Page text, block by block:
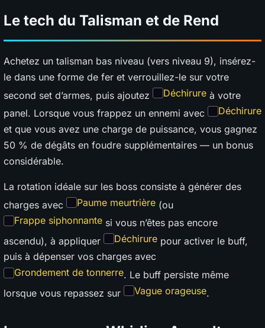
Le tech du Talisman et de Rend
Achetez un talisman bas niveau (vers niveau 9), insérez-
le dans une forme de fer et verrouillez-le sur votre
second set d’armes, puis ajoutez
Déchirure à votre
panel. Lorsque vous frappez un ennemi avec
Déchirure
et que vous avez une charge de puissance, vous gagnez
50 % de dégâts en foudre supplémentaires — un bonus
considérable.
La rotation idéale sur les boss consiste à générer des
charges avec
Paume meurtrière (ou
Frappe siphonnante si vous n’êtes pas encore
ascendu), à appliquer
Déchirure pour activer le buff,
puis à dépenser vos charges avec
Grondement de tonnerre. Le buff persiste même
lorsque vous repassez sur
Vague orageuse.